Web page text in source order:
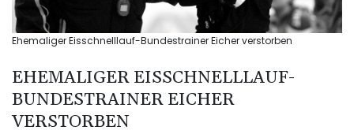
Ehemaliger Eisschnelllauf-Bundestrainer Eicher verstorben
EHEMALIGER EISSCHNELLLAUF-
BUNDESTRAINER EICHER
VERSTORBEN